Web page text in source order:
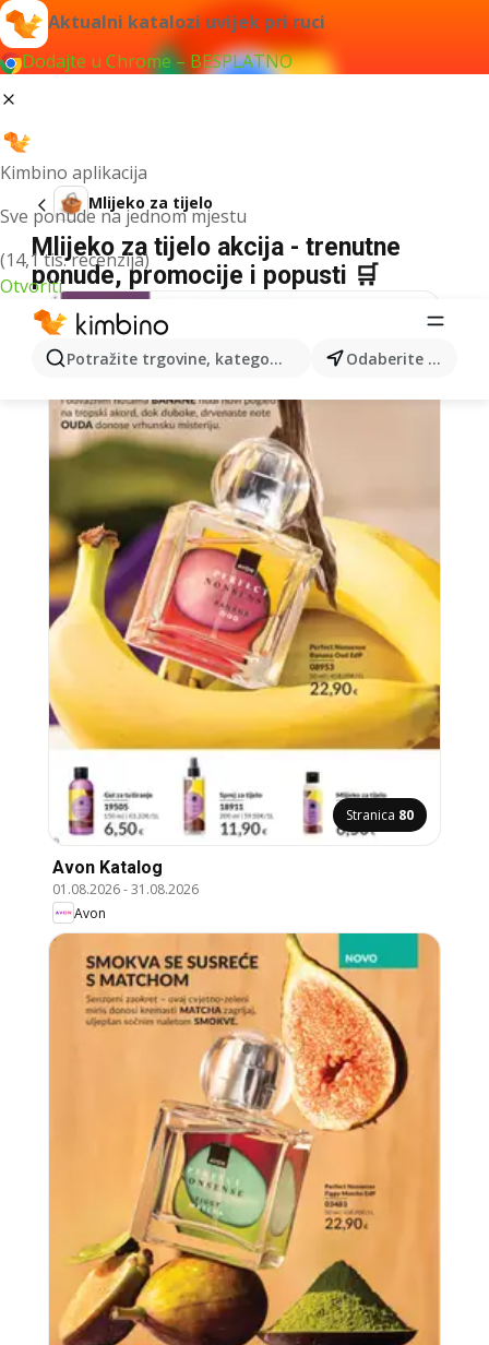
Aktualni katalozi uvijek pri ruci
Dodajte u Chrome – BESPLATNO
Kimbino aplikacija
Sve ponude na jednom mjestu
(14,1 tis. recenzija)
Otvoriti
Potražite trgovine, kategorije, proizvode... Odaberite grad
Mlijeko za tijelo
Mlijeko za tijelo akcija - trenutne
ponude, promocije i popusti 🛒
Stranica 80
Avon Katalog
01.08.2026-31.08.2026
Avon